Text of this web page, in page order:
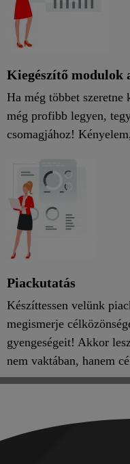
Kiegészítő modulok
Ha még többet
még profibb legyen,
csomagjához!
Piackutatás
Készíttessen velünk
megismerje
gyengeségeit! Akkor
nem vaktában, hanem